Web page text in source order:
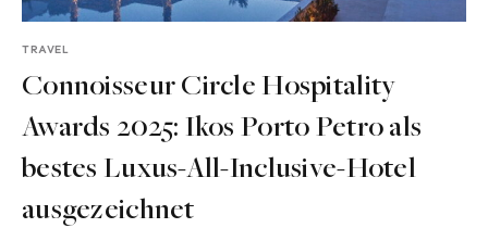
TRAVEL
Connoisseur Circle Hospitality
Awards 2025: Ikos Porto Petro als
bestes Luxus-All-Inclusive-Hotel
ausgezeichnet